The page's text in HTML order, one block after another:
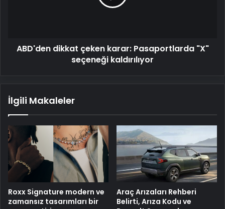
ABD'den dikkat çeken karar: Pasaportlarda "X"
seçeneği kaldırılıyor
İlgili Makaleler
Roxx Signature modern ve
zamansız tasarımları bir
Araç Arızaları Rehberi
Belirti, Arıza Kodu ve